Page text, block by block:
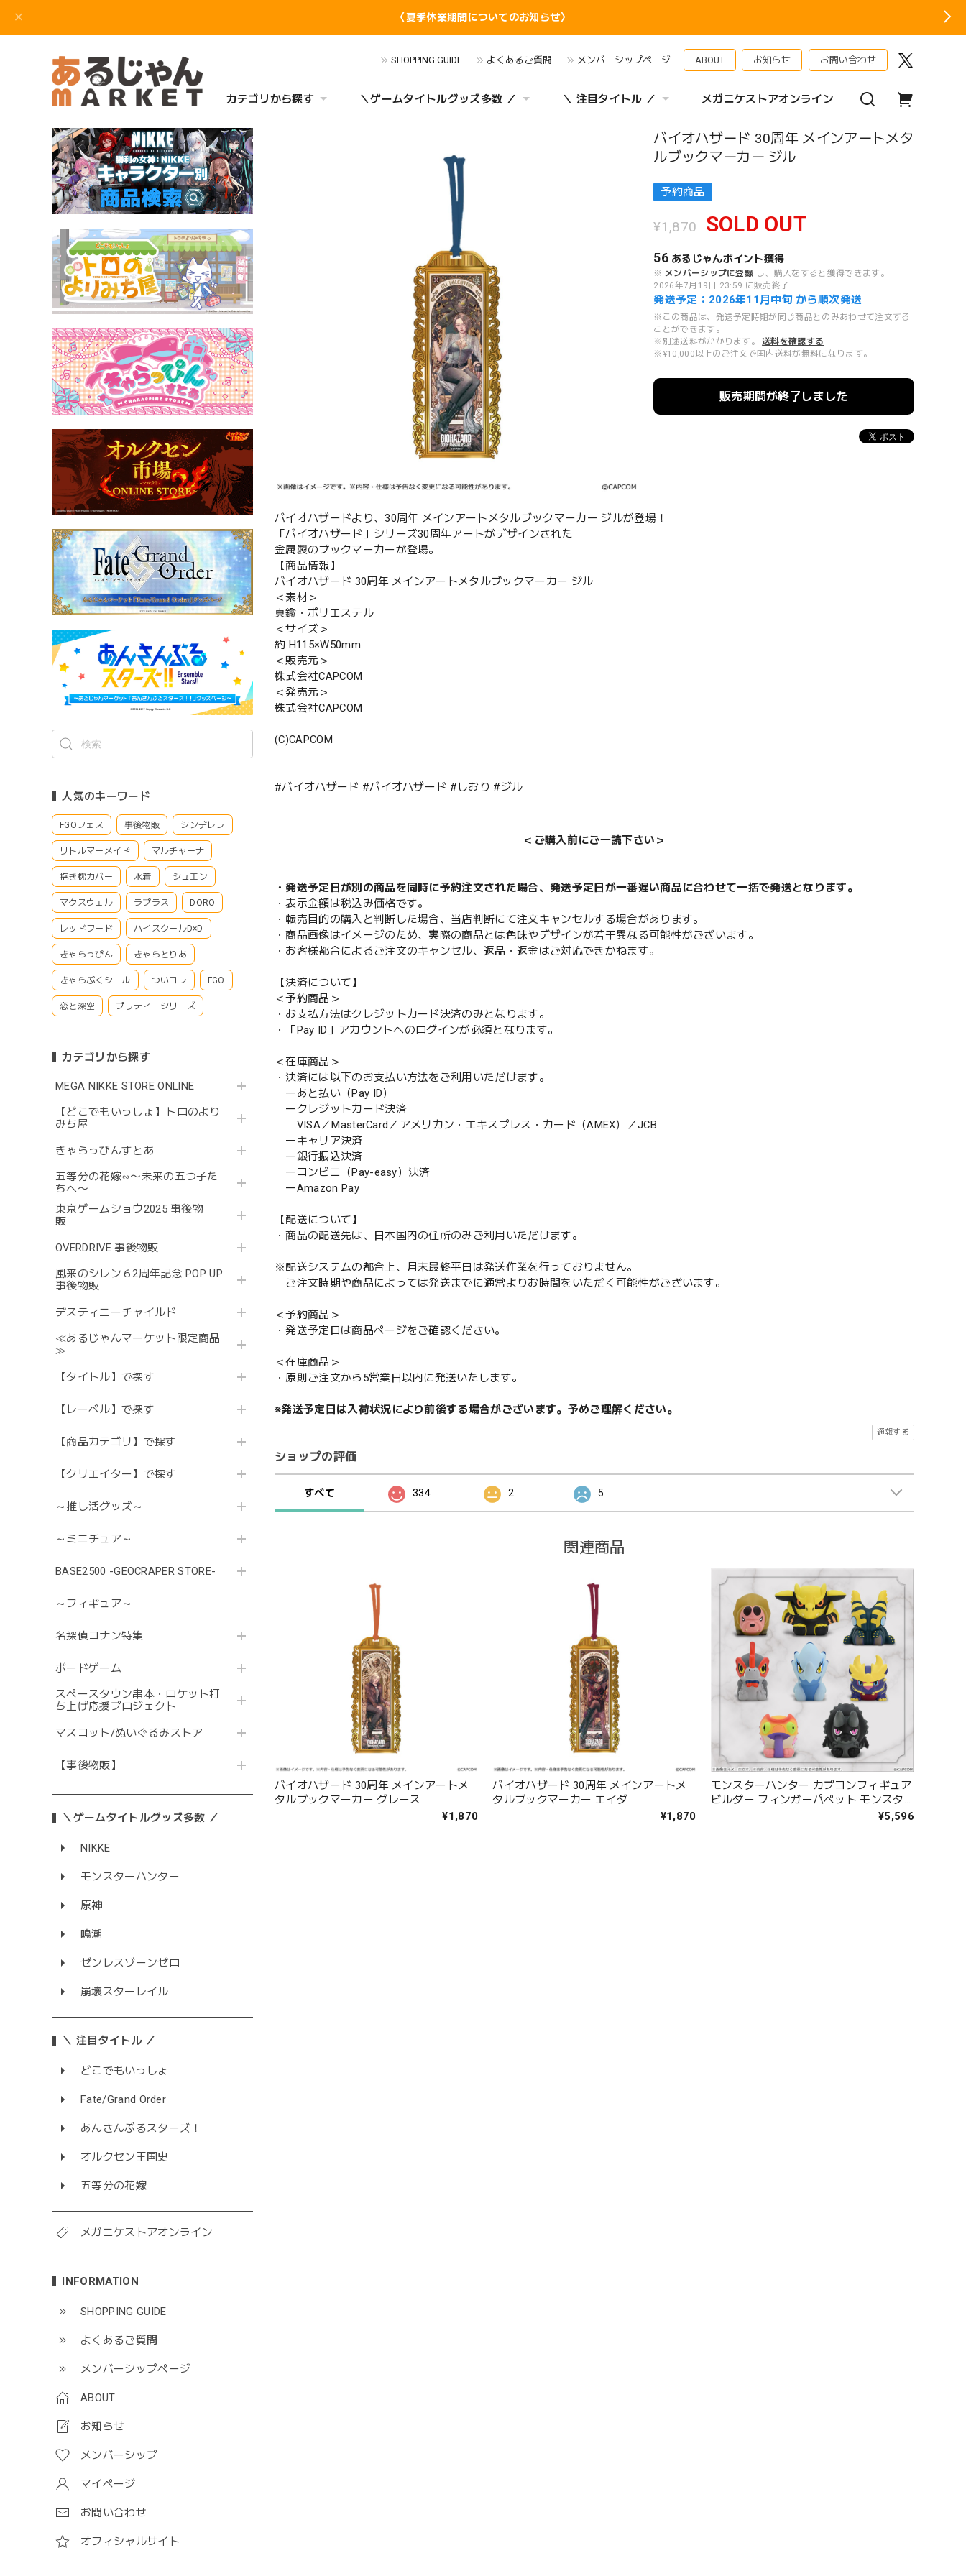
〈夏季休業期間についてのお知らせ〉
SHOPPING GUIDE よくあるご質問 メンバーシップページ ABOUT お知らせ お問い合わせ
カテゴリから探す ＼ゲームタイトルグッズ多数 ／ ＼ 注目タイトル ／ メガニケストアオンライン
人気のキーワード
FGOフェス 事後物販 シンデレラ
リトルマーメイド マルチャーナ
抱き枕カバー 水着 シュエン
マクスウェル ラプラス DORO
レッドフード ハイスクールD×D
きゃらっぴん きゃらとりあ
きゃらぷくシール ついコレ FGO
恋と深空 プリティーシリーズ
カテゴリから探す
MEGA NIKKE STORE ONLINE
【どこでもいっしょ】トロのより
みち屋
きゃらっぴんすとあ
五等分の花嫁∽〜未来の五つ子た
ちへ〜
東京ゲームショウ2025 事後物
販
OVERDRIVE 事後物販
風来のシレン６2周年記念 POP UP
事後物販
デスティニーチャイルド
≪あるじゃんマーケット限定商品
≫
【タイトル】で探す
【レーベル】で探す
【商品カテゴリ】で探す
【クリエイター】で探す
～推し活グッズ～
～ミニチュア～
BASE2500 -GEOCRAPER STORE-
～フィギュア～
名探偵コナン特集
ボードゲーム
スペースタウン串本・ロケット打
ち上げ応援プロジェクト
マスコット/ぬいぐるみストア
【事後物販】
＼ゲームタイトルグッズ多数 ／
NIKKE
モンスターハンター
原神
鳴潮
ゼンレスゾーンゼロ
崩壊スターレイル
＼ 注目タイトル ／
どこでもいっしょ
Fate/Grand Order
あんさんぶるスターズ！
オルクセン王国史
五等分の花嫁
メガニケストアオンライン
INFORMATION
SHOPPING GUIDE
よくあるご質問
メンバーシップページ
ABOUT
お知らせ
メンバーシップ
マイページ
お問い合わせ
オフィシャルサイト
バイオハザード 30周年 メインアートメタ
ルブックマーカー ジル
予約商品
¥1,870 SOLD OUT
56 あるじゃんポイント獲得
※ メンバーシップに登録 し、購入をすると獲得できます。
2026年7月19日 23:59 に販売終了
発送予定：2026年11月中旬 から順次発送
※この商品は、発送予定時期が同じ商品とのみあわせて注文する
ことができます。
※別途送料がかかります。
送料を確認する
※¥10,000以上のご注文で国内送料が無料になります。
販売期間が終了しました
バイオハザードより、30周年 メインアートメタルブックマーカー ジルが登場！
「バイオハザード」シリーズ30周年アートがデザインされた
金属製のブックマーカーが登場。
【商品情報】
バイオハザード 30周年 メインアートメタルブックマーカー ジル
＜素材＞
真鍮・ポリエステル
＜サイズ＞
約 H115×W50mm
＜販売元＞
株式会社CAPCOM
＜発売元＞
株式会社CAPCOM
(C)CAPCOM
#バイオハザード #バイオハザード #しおり #ジル
＜ご購入前にご一読下さい＞
・発送予定日が別の商品を同時に予約注文された場合、発送予定日が一番遅い商品に合わせて一括で発送となります。
・表示金額は税込み価格です。
・転売目的の購入と判断した場合、当店判断にて注文キャンセルする場合があります。
・商品画像はイメージのため、実際の商品とは色味やデザインが若干異なる可能性がございます。
・お客様都合によるご注文のキャンセル、返品・返金はご対応できかねます。
【決済について】
＜予約商品＞
・お支払方法はクレジットカード決済のみとなります。
・「Pay ID」アカウントへのログインが必須となります。
＜在庫商品＞
・決済には以下のお支払い方法をご利用いただけます。
ーあと払い（Pay ID）
ークレジットカード決済
VISA／MasterCard／アメリカン・エキスプレス・カード（AMEX）／JCB
ーキャリア決済
ー銀行振込決済
ーコンビニ（Pay-easy）決済
ーAmazon Pay
【配送について】
・商品の配送先は、日本国内の住所のみご利用いただけます。
※配送システムの都合上、月末最終平日は発送作業を行っておりません。
ご注文時期や商品によっては発送までに通常よりお時間をいただく可能性がございます。
＜予約商品＞
・発送予定日は商品ページをご確認ください。
＜在庫商品＞
・原則ご注文から5営業日以内に発送いたします。
※発送予定日は入荷状況により前後する場合がございます。予めご理解ください。
通報する
ショップの評価
すべて 334 2 5
関連商品
バイオハザード 30周年 メインアートメ
タルブックマーカー グレース
¥1,870
バイオハザード 30周年 メインアートメ
タルブックマーカー エイダ
¥1,870
モンスターハンター カプコンフィギュア
ビルダー フィンガーパペット モンスタ
¥5,596